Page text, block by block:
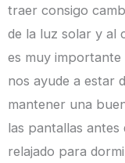
traer consigo
de la luz solar y al
es muy
nos ayude a estar
mantener una
las pantallas
relajado para